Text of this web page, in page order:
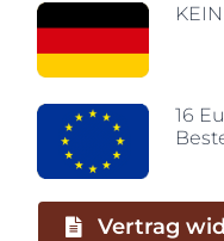
16
Vertrag